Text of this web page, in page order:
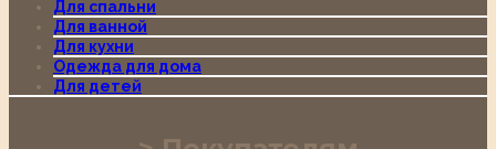
Для спальни
Для ванной
Для кухни
Одежда для дома
Для детей